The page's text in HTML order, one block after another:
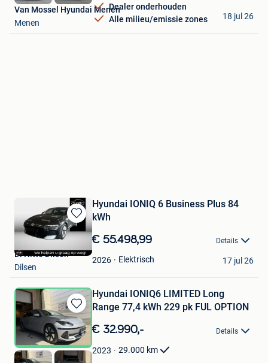
Dealer onderhouden
Alle milieu/emissie zones
Van Mossel Hyundai Menen
Menen
18 jul 26
Bewaren
in
Favorieten
Hyundai IONIQ 6 Business Plus 84
kWh
€ 55.498,99 Details
2026 Elektrisch
Di Nitto Dilsen
Dilsen
17 jul 26
Bewaren
in
Mijn
Favorieten
Hyundai IONIQ6 LIMITED Long
Range 77,4 kWh 229 pk FUL OPTION
€ 32.990,- Details
2023 29.000 km